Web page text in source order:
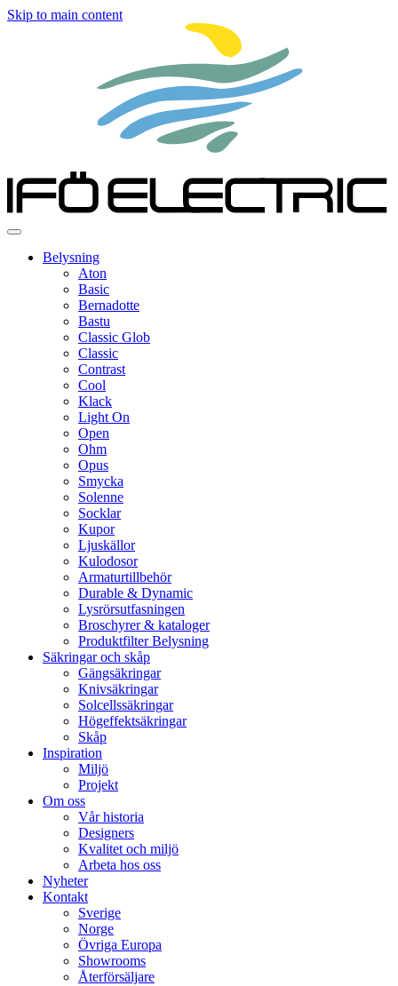
Skip to main content
Belysning
Aton
Basic
Bernadotte
Bastu
Classic Glob
Classic
Contrast
Cool
Klack
Light On
Open
Ohm
Opus
Smycka
Solenne
Socklar
Kupor
Ljuskällor
Kulodosor
Armaturtillbehör
Durable & Dynamic
Lysrörsutfasningen
Broschyrer & kataloger
Produktfilter Belysning
Säkringar och skåp
Gängsäkringar
Knivsäkringar
Solcellssäkringar
Högeffektsäkringar
Skåp
Inspiration
Miljö
Projekt
Om oss
Vår historia
Designers
Kvalitet och miljö
Arbeta hos oss
Nyheter
Kontakt
Sverige
Norge
Övriga Europa
Showrooms
Återförsäljare